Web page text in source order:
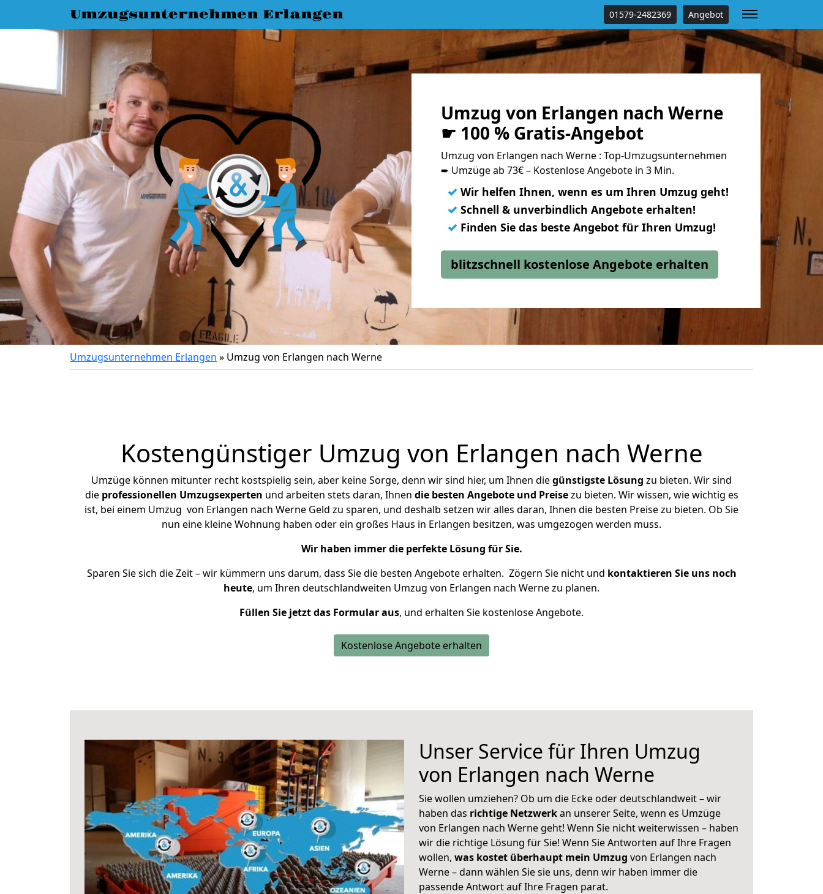
Umzugsunternehmen Erlangen 01579-2482369 Angebot
Umzug von Erlangen nach Werne
☛ 100 % Gratis-Angebot
Umzug von Erlangen nach Werne : Top-Umzugsunternehmen
➨ Umzüge ab 73€ – Kostenlose Angebote in 3 Min.
✓ Wir helfen Ihnen, wenn es um Ihren Umzug geht!
✓ Schnell & unverbindlich Angebote erhalten!
✓ Finden Sie das beste Angebot für Ihren Umzug!
blitzschnell kostenlose Angebote erhalten
Umzugsunternehmen Erlangen » Umzug von Erlangen nach Werne
Kostengünstiger Umzug von Erlangen nach Werne
Umzüge können mitunter recht kostspielig sein, aber keine Sorge, denn wir sind hier, um Ihnen diegünstigste Lösung zu bieten. Wir sind
die professionellen Umzugsexperten und arbeiten stets daran, Ihnen die besten Angebote und Preisezu bieten. Wir wissen, wie wichtig es
ist, bei einem Umzug von Erlangen nach Werne Geld zu sparen, und deshalb setzen wir alles daran, Ihnen die besten Preise zu bieten. Ob Sie
nun eine kleine Wohnung haben oder ein großes Haus in Erlangen besitzen, was umgezogen werden muss.
Wir haben immer die perfekte Lösung für Sie.
Sparen Sie sich die Zeit – wir kümmern uns darum, dass Sie die besten Angebote erhalten. Zögern Sie nicht und kontaktieren Sie uns noch
heute, um Ihren deutschlandweiten Umzug von Erlangen nach Werne zu planen.
Füllen Sie jetzt das Formular aus, und erhalten Sie kostenlose Angebote.
Kostenlose Angebote erhalten
Unser Service für Ihren Umzug
von Erlangen nach Werne
Sie wollen umziehen? Ob um die Ecke oder deutschlandweit – wir
haben das richtige Netzwerkan unserer Seite, wenn es Umzüge
von Erlangen nach Werne geht! Wenn Sie nicht weiterwissen – haben
wir die richtige Lösung für Sie! Wenn Sie Antworten auf Ihre Fragen
wollen, was kostet überhaupt mein Umzug von Erlangen nach
Werne – dann wählen Sie sie uns, denn wir haben immer die
passende Antwort auf Ihre Fragen parat.